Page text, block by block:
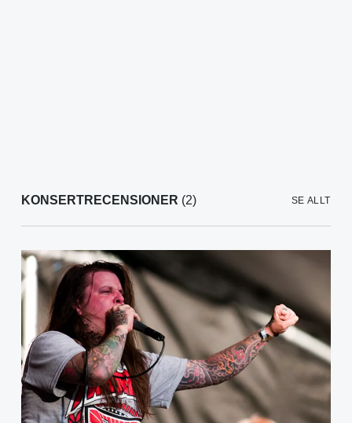
KONSERTRECENSIONER (2) SE ALLT